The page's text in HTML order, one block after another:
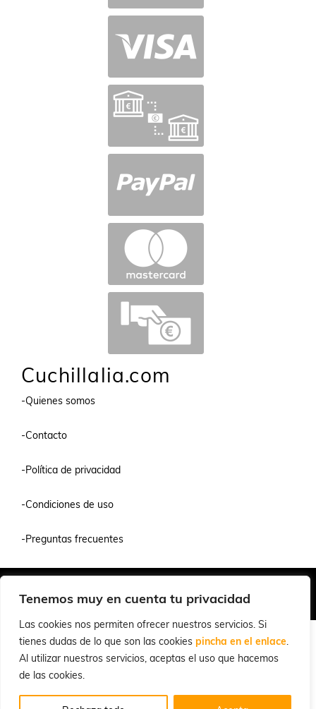
Tenemos muy en cuenta tu privacidad
Las cookies nos permiten ofrecer nuestros servicios. Si
tienes dudas de lo que son las cookies pincha en el enlace.
Al utilizar nuestros servicios, aceptas el uso que hacemos
de las cookies.
Cuchillalia.com
-Quienes somos
-Contacto
-Política de privacidad
-Condiciones de uso
-Preguntas frecuentes
© 2026 Cuchillalia.com